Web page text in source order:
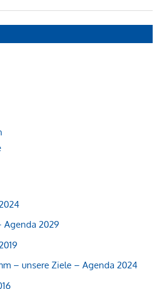
Agenda 2029
– unsere Ziele – Agenda 2024